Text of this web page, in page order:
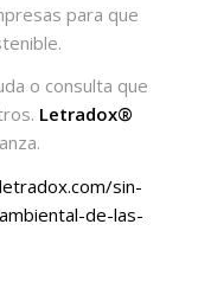
para que
o consulta que
Letradox®
sin-
de-las-